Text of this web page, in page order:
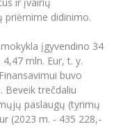
priėmime didinimo.
įgyvendino 34
mln. Eur, t. y.
buvo
Beveik trečdaliu
paslaugų (tyrimų
(2023 m. - 435 228,-